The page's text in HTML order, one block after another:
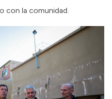
con la comunidad.